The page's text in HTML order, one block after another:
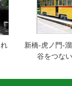
新橋-虎ノ門-
谷をつな